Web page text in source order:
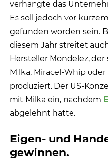
verhängte das
Es soll jedoch vor
gefunden worden sein.
diesem Jahr streitet
Hersteller Mondelez,
Milka, Miracel-Whip
produziert. Der US-
mit Milka ein, nachdem
abgelehnt hatte.
Eigen- und
gewinnen.